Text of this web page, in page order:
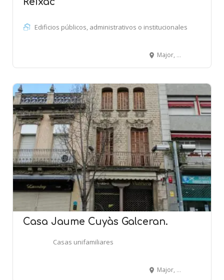
Edificios públicos, administrativos o institucionales
Major, 32 - MONTCADA I REIXAC
Casa Jaume Cuyàs Galceran.
Casas unifamiliares
Major, 90 - MONTCADA I REIXAC